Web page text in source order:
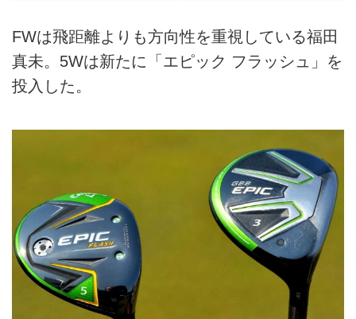
FWは飛距離よりも方向性を重視している福田
真未。5Wは新たに「エピック フラッシュ」を
投入した。